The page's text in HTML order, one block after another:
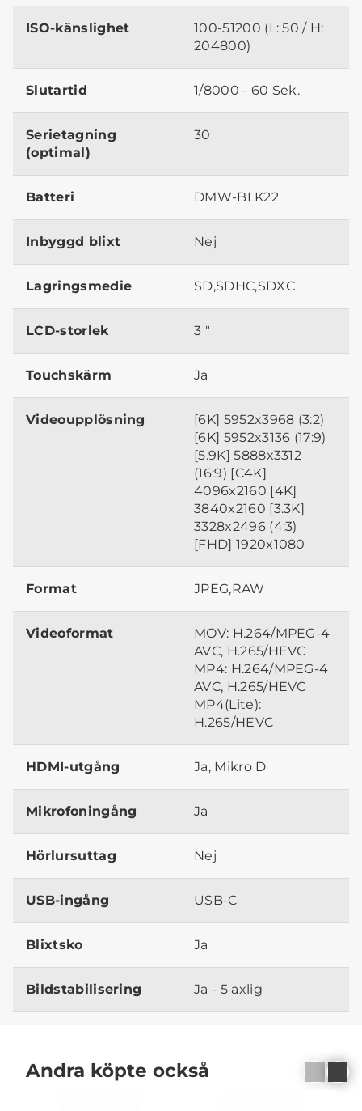
ISO-känslighet
100-51200 (L: 50 / H:
204800)
Slutartid 1/8000 - 60 Sek.
Serietagning
(optimal)
30
Batteri DMW-BLK22
Inbyggd blixt Nej
Lagringsmedie SD,SDHC,SDXC
LCD-storlek 3 "
Touchskärm Ja
Videoupplösning
[6K] 5952x3968 (3:2)
[6K] 5952x3136 (17:9)
[5.9K] 5888x3312
(16:9) [C4K]
4096x2160 [4K]
3840x2160 [3.3K]
3328x2496 (4:3)
[FHD] 1920x1080
Format JPEG,RAW
Videoformat
MOV: H.264/MPEG-4
AVC, H.265/HEVC
MP4: H.264/MPEG-4
AVC, H.265/HEVC
MP4(Lite):
H.265/HEVC
HDMI-utgång Ja, Mikro D
Mikrofoningång Ja
Hörlursuttag Nej
USB-ingång USB-C
Blixtsko Ja
Bildstabilisering Ja - 5 axlig
Andra köpte också